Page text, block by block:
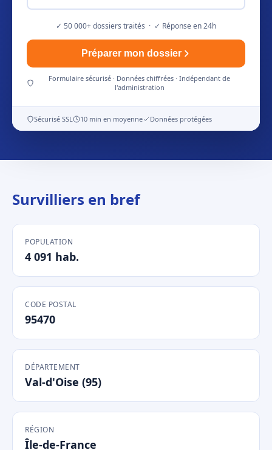
✓ 50 000+ dossiers traités · ✓ Réponse en 24h
Préparer mon dossier
Formulaire sécurisé · Données chiffrées · Indépendant de
l'administration
Sécurisé SSL 10 min en moyenne Données protégées
Survilliers en bref
POPULATION
4 091 hab.
CODE POSTAL
95470
DÉPARTEMENT
Val-d'Oise (95)
RÉGION
Île-de-France